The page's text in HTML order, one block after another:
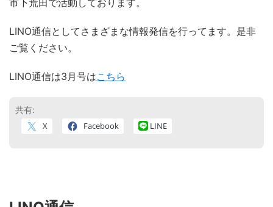
市下荒田で活動しております。
LINO通信としてさまざまな情報発信を行ってます。是非
ご覧ください。
LINO通信は3月号はこちら
共有:
X Facebook LINE